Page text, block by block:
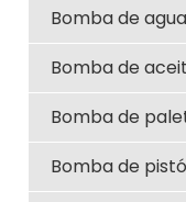
Bomba de agua
Bomba de
Bomba de
Bomba de